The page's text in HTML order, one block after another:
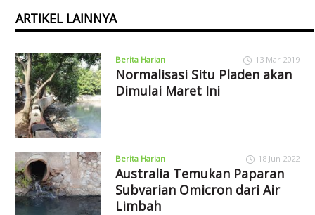
ARTIKEL LAINNYA
Berita Harian 13 Mar 2019
Normalisasi Situ Pladen akan
Dimulai Maret Ini
Berita Harian 18 Jun 2022
Australia Temukan Paparan
Subvarian Omicron dari Air
Limbah